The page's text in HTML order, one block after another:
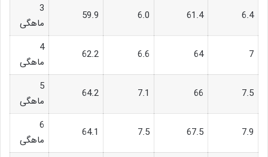
6.4
61.4
6.0
59.9
3
ماهگی
7
64
6.6
62.2
4
ماهگی
7.5
66
7.1
64.2
5
ماهگی
7.9
67.5
7.5
64.1
6
ماهگی